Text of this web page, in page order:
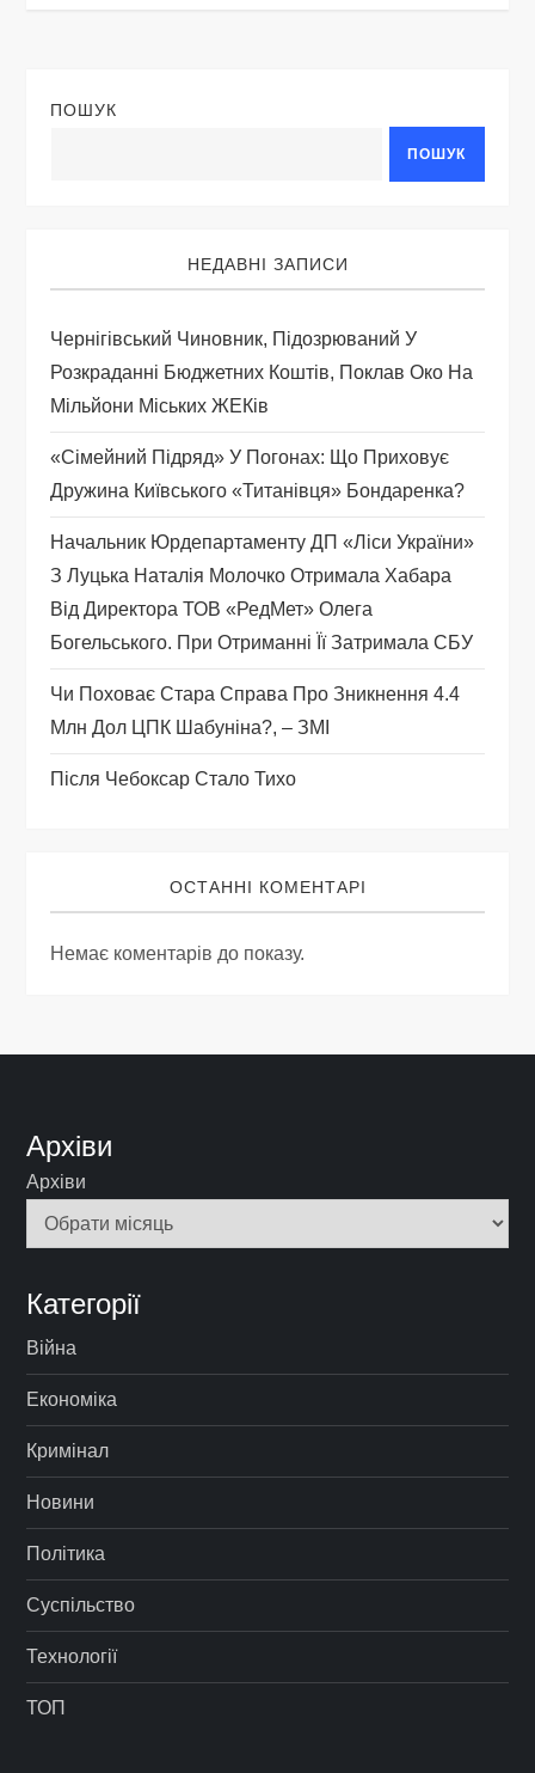
а
я
з
а
п
и
с
і
в
ПОШУК
ПОШУК
НЕДАВНІ ЗАПИСИ
Чернігівський Чиновник, Підозрюваний У
Розкраданні Бюджетних Коштів, Поклав Око На
Мільйони Міських ЖЕКів
«Сімейний Підряд» У Погонах: Що Приховує
Дружина Київського «титанівця» Бондаренка?
Начальник Юрдепартаменту ДП «Ліси України»
З Луцька Наталія Молочко Отримала Хабара
Від Директора ТОВ «РедМет» Олега
Богельського. При Отриманні Її Затримала СБУ
Чи Поховає Стара Справа Про Зникнення 4.4
Млн Дол ЦПК Шабуніна?, – ЗМІ
Після Чебоксар Стало Тихо
ОСТАННІ КОМЕНТАРІ
Немає коментарів до показу.
Архіви
Архіви
Категорії
Війна
Економіка
Кримінал
Новини
Політика
Суспільство
Технології
ТОП